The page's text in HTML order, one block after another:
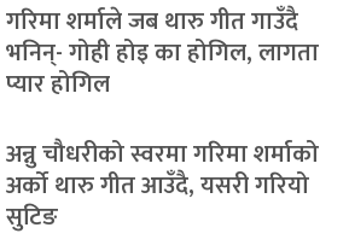
गरिमा शर्माले जब थारु गीत गाउँदै
भनिन्- गोही होइ का होगिल, लागता
प्यार होगिल
अन्नु चौधरीको स्वरमा गरिमा शर्माको
अर्को थारु गीत आउँदै, यसरी गरियो
सुटिङ